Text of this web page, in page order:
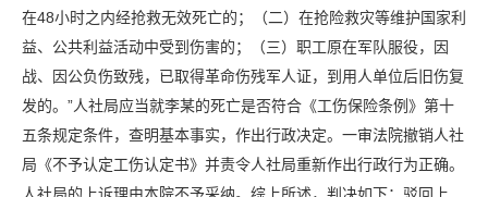
在48小时之内经抢救无效死亡的；（二）在抢险救灾等维护国家利
益、公共利益活动中受到伤害的；（三）职工原在军队服役，因
战、因公负伤致残，已取得革命伤残军人证，到用人单位后旧伤复
发的。”人社局应当就李某的死亡是否符合《工伤保险条例》第十
五条规定条件，查明基本事实，作出行政决定。一审法院撤销人社
局《不予认定工伤认定书》并责令人社局重新作出行政行为正确。
人社局的上诉理由本院不予采纳。综上所述，判决如下：驳回上